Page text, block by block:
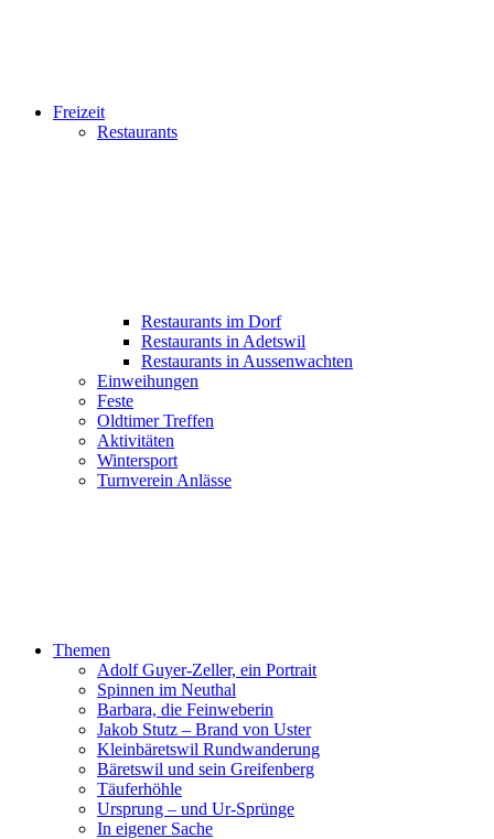
Freizeit
Restaurants
Restaurants im Dorf
Restaurants in Adetswil
Restaurants in Aussenwachten
Einweihungen
Feste
Oldtimer Treffen
Aktivitäten
Wintersport
Turnverein Anlässe
Themen
Adolf Guyer-Zeller, ein Portrait
Spinnen im Neuthal
Barbara, die Feinweberin
Jakob Stutz – Brand von Uster
Kleinbäretswil Rundwanderung
Bäretswil und sein Greifenberg
Täuferhöhle
Ursprung – und Ur-Sprünge
In eigener Sache